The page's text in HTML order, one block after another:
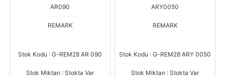
AR090
REMARK
Stok Kodu : G-REM28 AR 090
Stok Miktarı : Stokta Var
ARY0050
REMARK
Stok Kodu : G-REM28 ARY 0050
Stok Miktarı : Stokta Var